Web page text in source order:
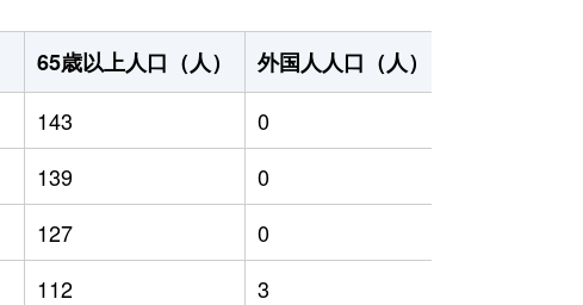
65歳以上人口（人） 外国人人口（人）
143 0
139 0
127 0
112 3